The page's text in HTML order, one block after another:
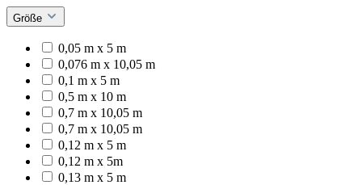
Größe
0,05 m x 5 m
0,076 m x 10,05 m
0,1 m x 5 m
0,5 m x 10 m
0,7 m x 10,05 m
0,7 m x 10,05 m
0,12 m x 5 m
0,12 m x 5m
0,13 m x 5 m